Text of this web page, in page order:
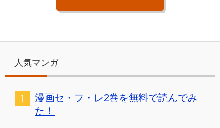
人気マンガ
漫画セ・フ・レ2巻を無料で読んでみ
た！